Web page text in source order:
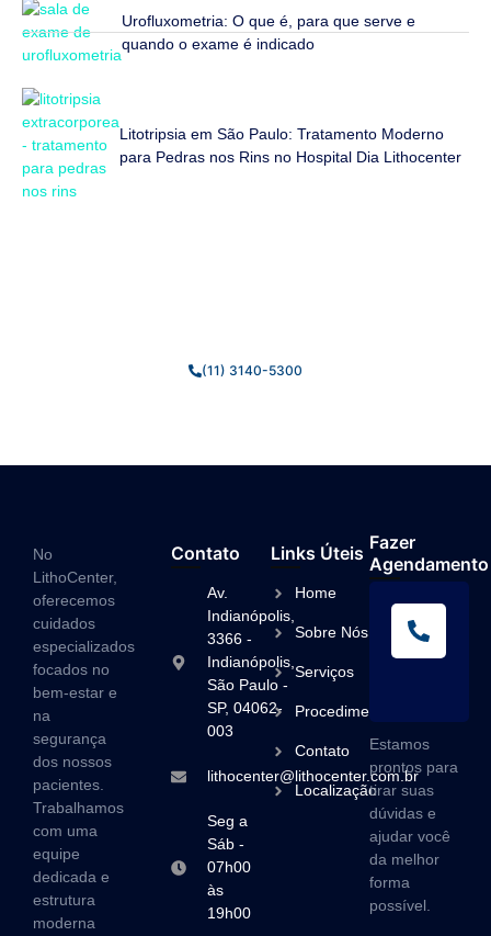
Urofluxometria: O que é, para que serve e
quando o exame é indicado
Litotripsia em São Paulo: Tratamento Moderno
para Pedras nos Rins no Hospital Dia Lithocenter
(11) 3140-5300
No
LithoCenter,
oferecemos
cuidados
especializados
focados no
bem-estar e
na
segurança
dos nossos
pacientes.
Trabalhamos
com uma
equipe
dedicada e
estrutura
moderna
Contato
Av.
Indianópolis,
3366 -
Indianópolis,
São Paulo -
SP, 04062-
003
lithocenter@lithocenter.com.br
Seg a
Sáb -
07h00
às
19h00
Links Úteis
Home
Sobre Nós
Serviços
Procedimentos
Contato
Localização
Fazer
Agendamento
Estamos
prontos para
tirar suas
dúvidas e
ajudar você
da melhor
forma
possível.